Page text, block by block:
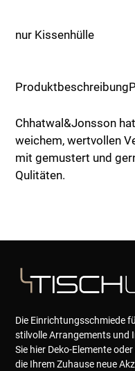
nur Kissenhülle
Produktbeschreibung
Chhatwal&Jonsson
weichem, wertvollen
mit gemustert und
Qulitäten.
Die Einrichtungsschmiede
stilvolle Arrangements und
Sie hier Deko-Elemente
die Ihrem Zuhause neue